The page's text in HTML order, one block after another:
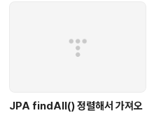
JPA findAll() 정렬해서 가져오